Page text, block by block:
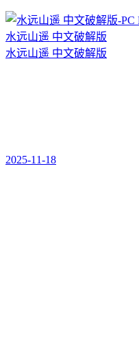
水远山遥 中文破解版
水远山遥 中文破解版
2025-11-18